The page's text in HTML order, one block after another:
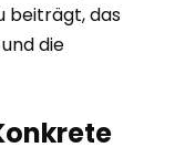
beiträgt, das
die